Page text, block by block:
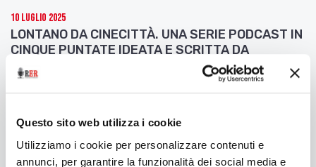
Questo sito web utilizza i cookie
Utilizziamo i cookie per personalizzare contenuti e
annunci, per garantire la funzionalità dei social media e
10 Luglio 2025
LONTANO DA CINECITTÀ. UNA SERIE PODCAST IN
CINQUE PUNTATE IDEATA E SCRITTA DA
SAMUELE GOVONI E PRODOTTA DA FERRARA LA
CITTÀ DEL CINEMA